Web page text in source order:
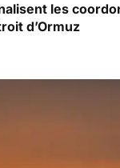
les
d’Ormuz